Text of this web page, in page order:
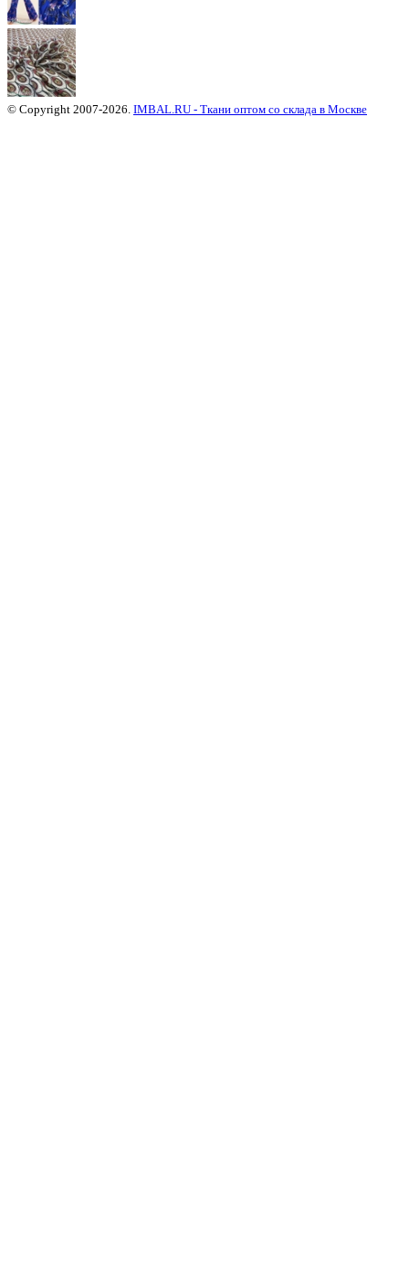
© Copyright 2007-2026. IMBAL.RU - Ткани оптом со склада в Москве